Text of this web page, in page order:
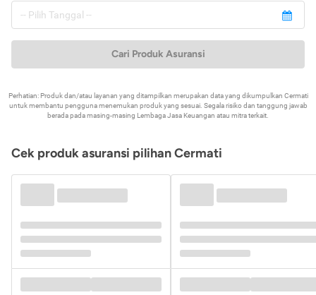
Cari Produk Asuransi
Perhatian: Produk dan/atau layanan yang ditampilkan merupakan data yang dikumpulkan Cermati
untuk membantu pengguna menemukan produk yang sesuai. Segala risiko dan tanggung jawab
berada pada masing-masing Lembaga Jasa Keuangan atau mitra terkait.
Cek produk asuransi pilihan Cermati